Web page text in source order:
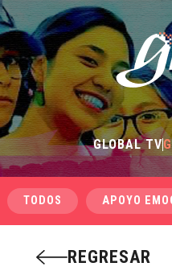
GLOBAL TV
TODOS APOYO
REGRESAR